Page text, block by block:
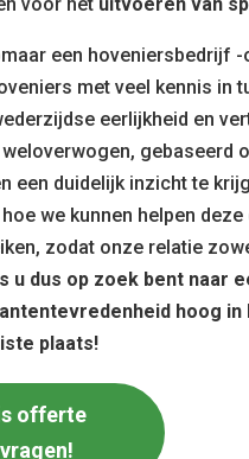
een hoveniersbedrijf
met veel kennis in
eerlijkheid en
gebaseerd
een duidelijk inzicht te
we kunnen helpen
zodat onze relatie
u dus op zoek bent naar
hoog
plaats!
offerte